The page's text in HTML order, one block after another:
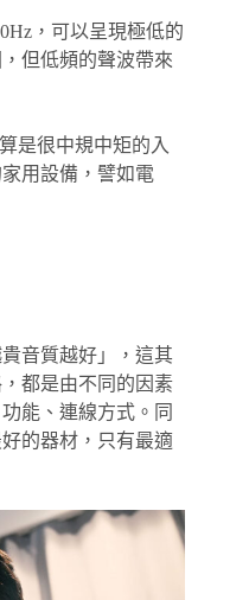
，可以呈現極低的
但低頻的聲波帶來
是很中規中矩的入
用設備，譬如電
音質越好」，這其
都是由不同的因素
能、連線方式。同
的器材，只有最適